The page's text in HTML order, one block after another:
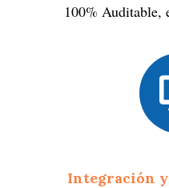
100% Auditable,
Integración